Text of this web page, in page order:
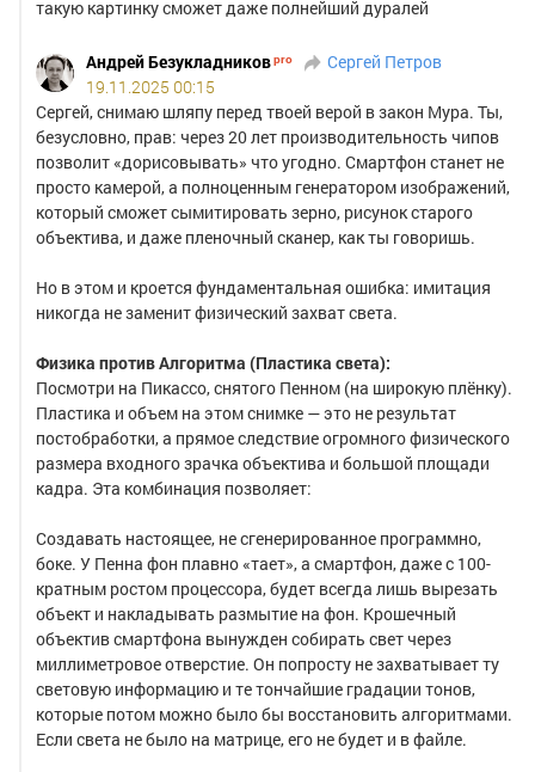
такую картинку сможет даже полнейший дуралей
Андрей Безукладников
Сергей Петров
19.11.2025 00:15
Сергей, снимаю шляпу перед твоей верой в закон Мура. Ты,
безусловно, прав: через 20 лет производительность чипов
позволит «дорисовывать» что угодно. Смартфон станет не
просто камерой, а полноценным генератором изображений,
который сможет сымитировать зерно, рисунок старого
объектива, и даже пленочный сканер, как ты говоришь.
Но в этом и кроется фундаментальная ошибка: имитация
никогда не заменит физический захват света.
Физика против Алгоритма (Пластика света):
Посмотри на Пикассо, снятого Пенном (на широкую плёнку).
Пластика и объем на этом снимке — это не результат
постобработки, а прямое следствие огромного физического
размера входного зрачка объектива и большой площади
кадра. Эта комбинация позволяет:
Создавать настоящее, не сгенерированное программно,
боке. У Пенна фон плавно «тает», а смартфон, даже с 100-
кратным ростом процессора, будет всегда лишь вырезать
объект и накладывать размытие на фон. Крошечный
объектив смартфона вынужден собирать свет через
миллиметровое отверстие. Он попросту не захватывает ту
световую информацию и те тончайшие градации тонов,
которые потом можно было бы восстановить алгоритмами.
Если света не было на матрице, его не будет и в файле.